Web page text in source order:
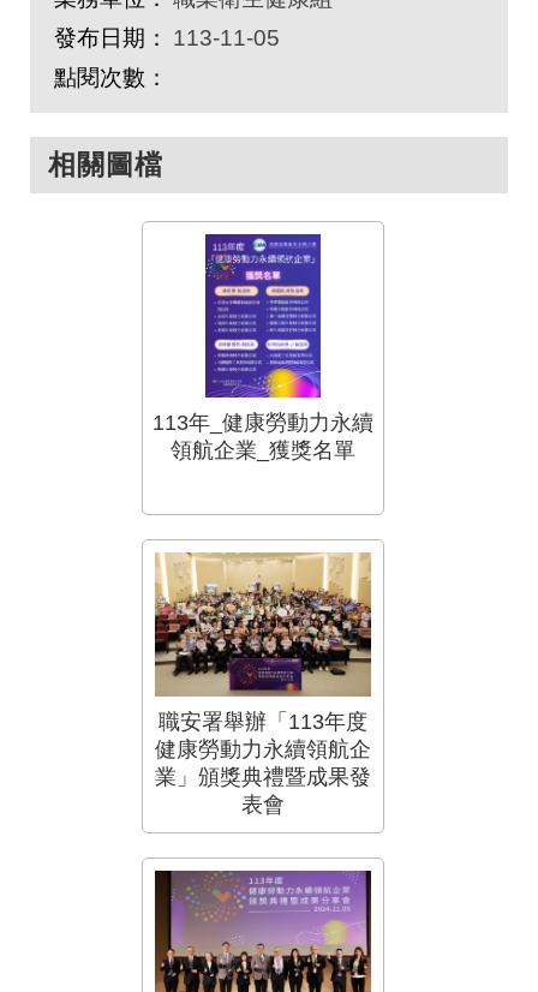
發布日期：
113-11-05
點閱次數：
相關圖檔
113年_健康勞動力永續
領航企業_獲獎名單
職安署舉辦「113年度
健康勞動力永續領航企
業」頒獎典禮暨成果發
表會